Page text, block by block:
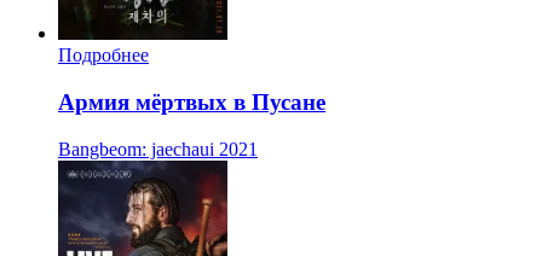
Подробнее
Армия мёртвых в Пусане
Bangbeom: jaechaui 2021